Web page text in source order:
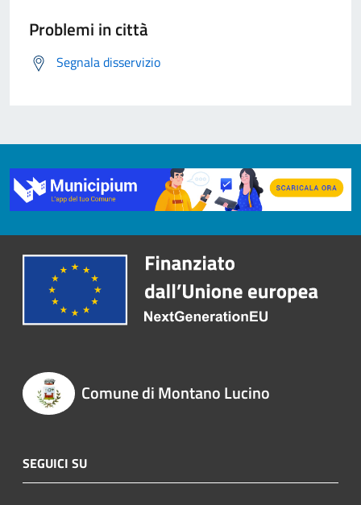
Problemi in città
Segnala disservizio
Comune di Montano Lucino
SEGUICI SU